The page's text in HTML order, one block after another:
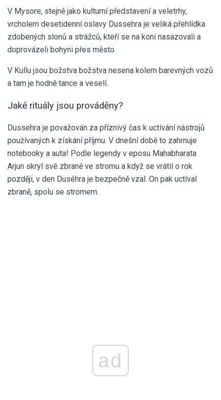
V Mysore, stejně jako kulturní představení a veletrhy,
vrcholem desetidenní oslavy Dussehra je veliká přehlídka
zdobených slonů a strážců, kteří se na koni nasazovali a
doprovázeli bohyni přes město.
V Kullu jsou božstva božstva nesena kolem barevných vozů
a tam je hodně tance a veselí.
Jaké rituály jsou prováděny?
Dussehra je považován za příznivý čas k uctívání nástrojů
používaných k získání příjmu. V dnešní době to zahrnuje
notebooky a auta! Podle legendy v eposu Mahabharata
Arjun skryl své zbraně ve stromu a když se vrátil o rok
později, v den Duséhra je bezpečně vzal. On pak uctíval
zbraně, spolu se stromem.
ad